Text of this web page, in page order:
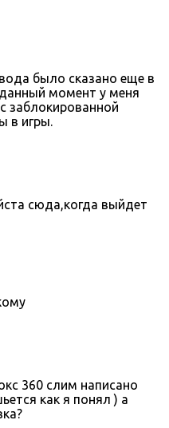
было сказано еще в
данный момент у меня
заблокированной
в игры.
сюда,когда выйдет
360 слим написано
как я понял ) а